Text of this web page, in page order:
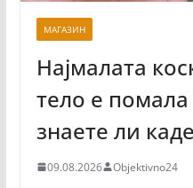
МАГАЗИН
Најмалата
тело е
знаете ли
09.08.2026 Objektivno24